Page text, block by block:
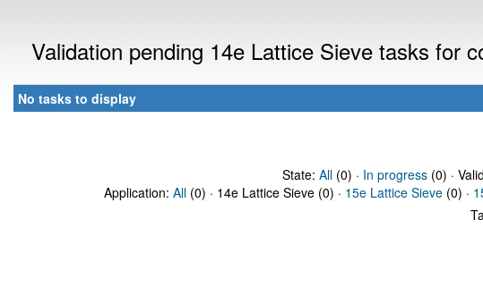
Validation pending 14e Lattice Sieve tasks for
No tasks to display
State: All(0) · In progress(0) ·
Application: All (0) · 14e Lattice Sieve (0) · 15e Lattice Sieve (0) ·